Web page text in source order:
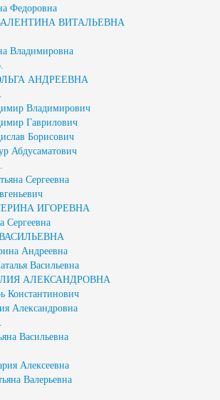
Федоровна
ВИТАЛЬЕВНА
Владимировна
АНДРЕЕВНА
Владимирович
Гаврилович
Борисович
Абдусаматович
Сергеевна
ИГОРЕВНА
Сергеевна
Андреевна
Васильевна
АЛЕКСАНДРОВНА
Константинович
Александровна
Васильевна
Алексеевна
Валерьевна